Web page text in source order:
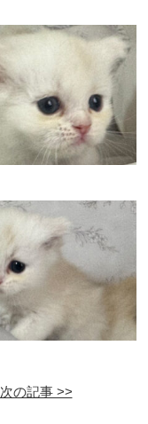
次の記事 >>